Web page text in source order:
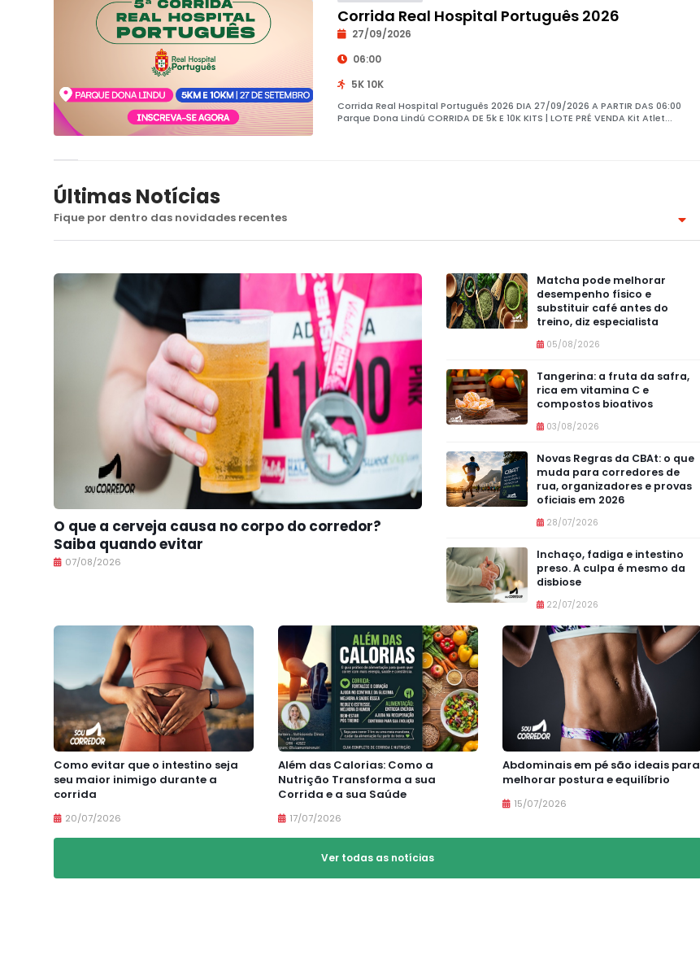
Corrida Real Hospital Português 2026
27/09/2026
06:00
5K 10K
Corrida Real Hospital Português 2026 DIA 27/09/2026 A PARTIR DAS 06:00
Parque Dona Lindú CORRIDA DE 5k E 10K KITS | LOTE PRÉ VENDA Kit Atlet...
Últimas Notícias
Fique por dentro das novidades recentes
O que a cerveja causa no corpo do corredor?
Saiba quando evitar
07/08/2026
Matcha pode melhorar
desempenho físico e
substituir café antes do
treino, diz especialista
05/08/2026
Tangerina: a fruta da safra,
rica em vitamina C e
compostos bioativos
03/08/2026
Novas Regras da CBAt: o que
muda para corredores de
rua, organizadores e provas
oficiais em 2026
28/07/2026
Inchaço, fadiga e intestino
preso. A culpa é mesmo da
disbiose
22/07/2026
Como evitar que o intestino seja
seu maior inimigo durante a
corrida
20/07/2026
Além das Calorias: Como a
Nutrição Transforma a sua
Corrida e a sua Saúde
17/07/2026
Abdominais em pé são ideais para
melhorar postura e equilíbrio
15/07/2026
Ver todas as notícias